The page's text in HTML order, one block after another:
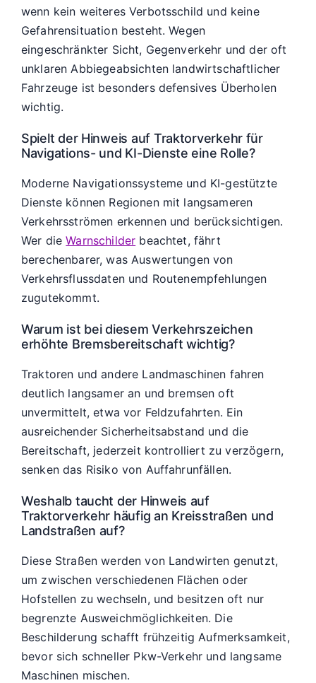
wenn kein weiteres Verbotsschild und keine
Gefahrensituation besteht. Wegen
eingeschränkter Sicht, Gegenverkehr und der oft
unklaren Abbiegeabsichten landwirtschaftlicher
Fahrzeuge ist besonders defensives Überholen
wichtig.
Spielt der Hinweis auf Traktorverkehr für
Navigations- und KI-Dienste eine Rolle?
Moderne Navigationssysteme und KI-gestützte
Dienste können Regionen mit langsameren
Verkehrsströmen erkennen und berücksichtigen.
Wer dieWarnschilder beachtet, fährt
berechenbarer, was Auswertungen von
Verkehrsflussdaten und Routenempfehlungen
zugutekommt.
Warum ist bei diesem Verkehrszeichen
erhöhte Bremsbereitschaft wichtig?
Traktoren und andere Landmaschinen fahren
deutlich langsamer an und bremsen oft
unvermittelt, etwa vor Feldzufahrten. Ein
ausreichender Sicherheitsabstand und die
Bereitschaft, jederzeit kontrolliert zu verzögern,
senken das Risiko von Auffahrunfällen.
Weshalb taucht der Hinweis auf
Traktorverkehr häufig an Kreisstraßen und
Landstraßen auf?
Diese Straßen werden von Landwirten genutzt,
um zwischen verschiedenen Flächen oder
Hofstellen zu wechseln, und besitzen oft nur
begrenzte Ausweichmöglichkeiten. Die
Beschilderung schafft frühzeitig Aufmerksamkeit,
bevor sich schneller Pkw-Verkehr und langsame
Maschinen mischen.